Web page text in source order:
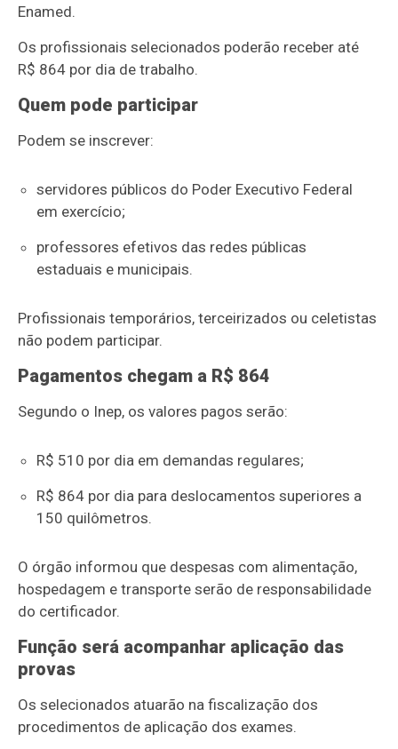
Enamed.
Os profissionais selecionados poderão receber até
R$ 864 por dia de trabalho.
Quem pode participar
Podem se inscrever:
servidores públicos do Poder Executivo Federal
em exercício;
professores efetivos das redes públicas
estaduais e municipais.
Profissionais temporários, terceirizados ou celetistas
não podem participar.
Pagamentos chegam a R$ 864
Segundo o Inep, os valores pagos serão:
R$ 510 por dia em demandas regulares;
R$ 864 por dia para deslocamentos superiores a
150 quilômetros.
O órgão informou que despesas com alimentação,
hospedagem e transporte serão de responsabilidade
do certificador.
Função será acompanhar aplicação das
provas
Os selecionados atuarão na fiscalização dos
procedimentos de aplicação dos exames.